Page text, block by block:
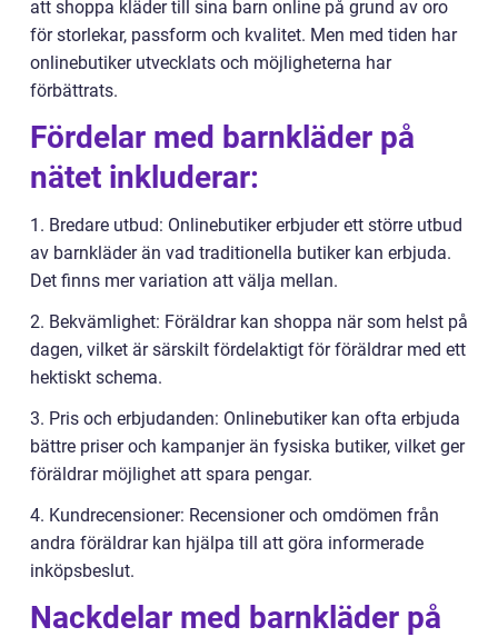
att shoppa kläder till sina barn online på grund av oro
för storlekar, passform och kvalitet. Men med tiden har
onlinebutiker utvecklats och möjligheterna har
förbättrats.
Fördelar med barnkläder på
nätet inkluderar:
1. Bredare utbud: Onlinebutiker erbjuder ett större utbud
av barnkläder än vad traditionella butiker kan erbjuda.
Det finns mer variation att välja mellan.
2. Bekvämlighet: Föräldrar kan shoppa när som helst på
dagen, vilket är särskilt fördelaktigt för föräldrar med ett
hektiskt schema.
3. Pris och erbjudanden: Onlinebutiker kan ofta erbjuda
bättre priser och kampanjer än fysiska butiker, vilket ger
föräldrar möjlighet att spara pengar.
4. Kundrecensioner: Recensioner och omdömen från
andra föräldrar kan hjälpa till att göra informerade
inköpsbeslut.
Nackdelar med barnkläder på